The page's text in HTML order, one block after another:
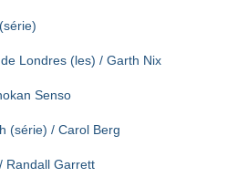
Londres (les) / Garth Nix
Senso
(série) / Carol Berg
Randall Garrett